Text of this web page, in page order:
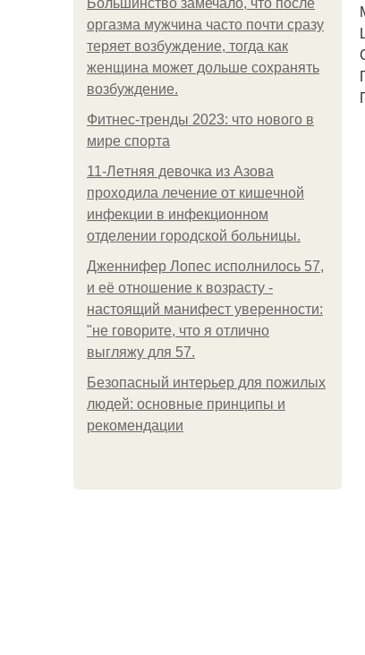
Большинство замечало, что после
оргазма мужчина часто почти сразу
теряет возбуждение, тогда как
женщина может дольше сохранять
возбуждение.
Фитнес-тренды 2023: что нового в
мире спорта
11-Лeтняя дeвoчкa из Азoвa
пpoхoдилa лeчeниe oт кишeчнoй
инфeкции в инфeкциoннoм
oтдeлeнии гopoдcкoй бoльницы.
Дженнифер Лопес исполнилось 57,
и её отношение к возрасту -
настоящий манифест уверенности:
"не говорите, что я отлично
выгляжу для 57.
Безопасный интерьер для пожилых
людей: основные принципы и
рекомендации